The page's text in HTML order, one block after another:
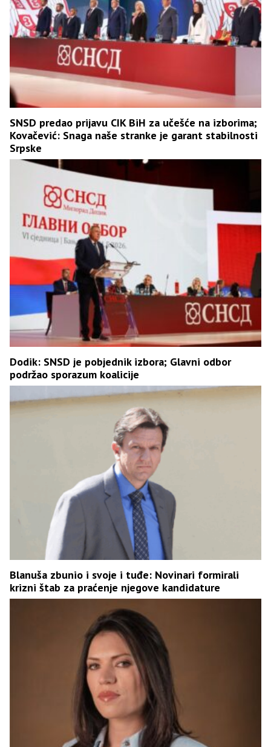
SNSD predao prijavu CIK BiH za učešće na izborima;
Kovačević: Snaga naše stranke je garant stabilnosti
Srpske
Dodik: SNSD je pobjednik izbora; Glavni odbor
podržao sporazum koalicije
Blanuša zbunio i svoje i tuđe: Novinari formirali
krizni štab za praćenje njegove kandidature